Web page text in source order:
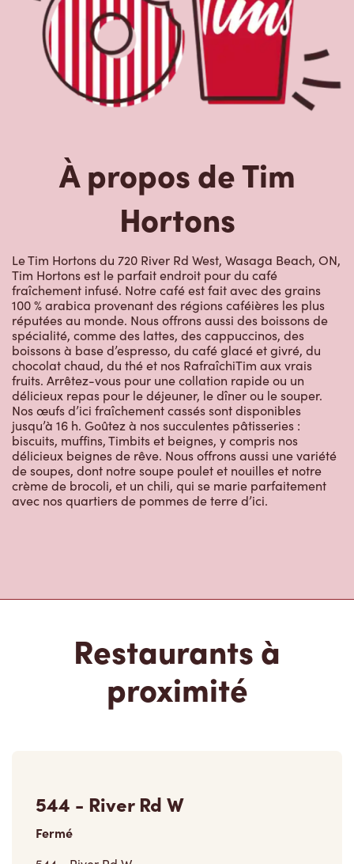
À propos de Tim
Hortons
Le Tim Hortons du 720 River Rd West, Wasaga Beach, ON,
Tim Hortons est le parfait endroit pour du café
fraîchement infusé. Notre café est fait avec des grains
100 % arabica provenant des régions caféières les plus
réputées au monde. Nous offrons aussi des boissons de
spécialité, comme des lattes, des cappuccinos, des
boissons à base d’espresso, du café glacé et givré, du
chocolat chaud, du thé et nos RafraîchiTim aux vrais
fruits. Arrêtez-vous pour une collation rapide ou un
délicieux repas pour le déjeuner, le dîner ou le souper.
Nos œufs d’ici fraîchement cassés sont disponibles
jusqu’à 16 h. Goûtez à nos succulentes pâtisseries :
biscuits, muffins, Timbits et beignes, y compris nos
délicieux beignes de rêve. Nous offrons aussi une variété
de soupes, dont notre soupe poulet et nouilles et notre
crème de brocoli, et un chili, qui se marie parfaitement
avec nos quartiers de pommes de terre d’ici.
Restaurants à
proximité
544 - River Rd W
Fermé